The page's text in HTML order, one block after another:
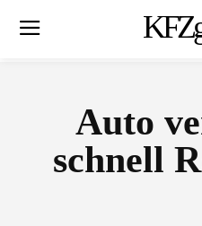
Auto
schnell